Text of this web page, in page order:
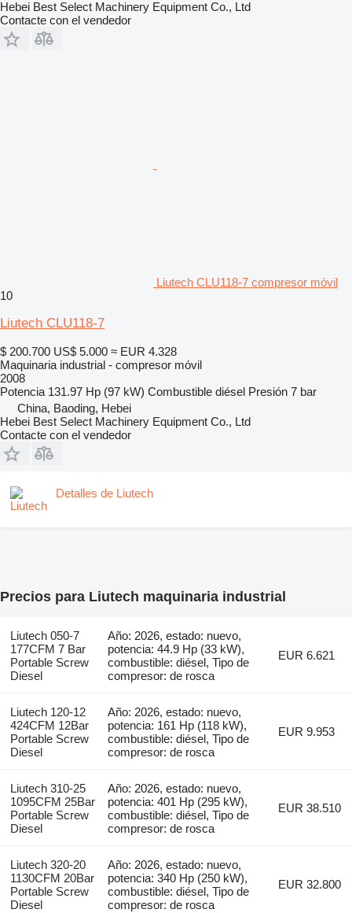
Hebei Best Select Machinery Equipment Co., Ltd
Contacte con el vendedor
Liutech CLU118-7 compresor móvil
10
Liutech CLU118-7
$ 200.700 US$ 5.000 ≈ EUR 4.328
Maquinaria industrial - compresor móvil
2008
Potencia 131.97 Hp (97 kW) Combustible diésel Presión 7 bar
China, Baoding, Hebei
Hebei Best Select Machinery Equipment Co., Ltd
Contacte con el vendedor
Detalles de Liutech
Precios para Liutech maquinaria industrial
Liutech 050-7
177CFM 7 Bar
Portable Screw
Diesel
Año: 2026, estado: nuevo,
potencia: 44.9 Hp (33 kW),
combustible: diésel, Tipo de
compresor: de rosca
EUR 6.621
Liutech 120-12
424CFM 12Bar
Portable Screw
Diesel
Año: 2026, estado: nuevo,
potencia: 161 Hp (118 kW),
combustible: diésel, Tipo de
compresor: de rosca
EUR 9.953
Liutech 310-25
1095CFM 25Bar
Portable Screw
Diesel
Año: 2026, estado: nuevo,
potencia: 401 Hp (295 kW),
combustible: diésel, Tipo de
compresor: de rosca
EUR 38.510
Liutech 320-20
1130CFM 20Bar
Portable Screw
Diesel
Año: 2026, estado: nuevo,
potencia: 340 Hp (250 kW),
combustible: diésel, Tipo de
compresor: de rosca
EUR 32.800